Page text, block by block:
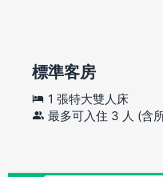
標準客房
1 張特大雙人床
最多可入住 3 人 (含